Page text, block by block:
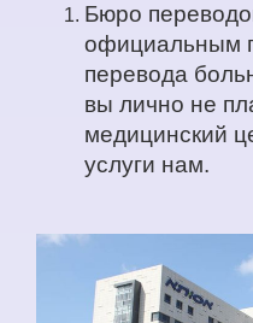
Бюро
официальным
перевода
вы лично не
медицинский
услуги нам.